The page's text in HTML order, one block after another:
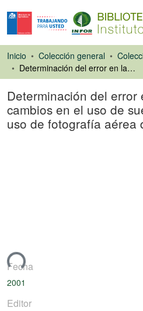
Inicio Colección general
Determinación del error en la detección de cambios en el uso de suelo, mediante el uso de fotografía aérea de pequeña escala
Determinación del error
cambios en el uso de
uso de fotografía aérea
Fecha
2001
Editor